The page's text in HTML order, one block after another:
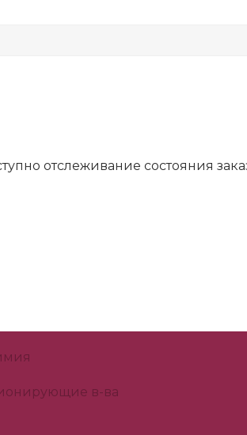
отслеживание состояния
в-ва